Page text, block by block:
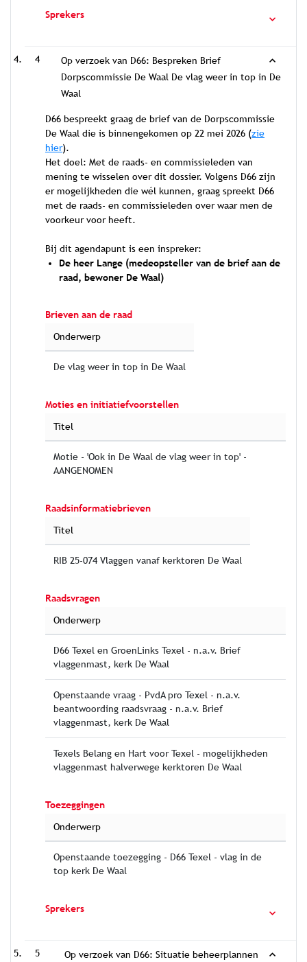
Sprekers
4
Op verzoek van D66: Bespreken Brief
Dorpscommissie De Waal De vlag weer in top in De
Waal
D66 bespreekt graag de brief van de Dorpscommissie
De Waal die is binnengekomen op 22 mei 2026 (zie
hier).
Het doel: Met de raads- en commissieleden van
mening te wisselen over dit dossier. Volgens D66 zijn
er mogelijkheden die wél kunnen, graag spreekt D66
met de raads- en commissieleden over waar men de
voorkeur voor heeft.
Bij dit agendapunt is een inspreker:
De heer Lange (medeopsteller van de brief aan de
raad, bewoner De Waal)
Brieven aan de raad
Onderwerp
De vlag weer in top in De Waal
Moties en initiatiefvoorstellen
Titel
Motie - 'Ook in De Waal de vlag weer in top' -
AANGENOMEN
Raadsinformatiebrieven
Titel
RIB 25-074 Vlaggen vanaf kerktoren De Waal
Raadsvragen
Onderwerp
D66 Texel en GroenLinks Texel - n.a.v. Brief
vlaggenmast, kerk De Waal
Openstaande vraag - PvdA pro Texel - n.a.v.
beantwoording raadsvraag - n.a.v. Brief
vlaggenmast, kerk De Waal
Texels Belang en Hart voor Texel - mogelijkheden
vlaggenmast halverwege kerktoren De Waal
Toezeggingen
Onderwerp
Openstaande toezegging - D66 Texel - vlag in de
top kerk De Waal
Sprekers
5
Op verzoek van D66: Situatie beheerplannen